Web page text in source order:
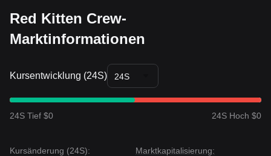
Red Kitten Crew-
Marktinformationen
Kursentwicklung (24S) 24S
24S Tief $0 24S Hoch $0
Kursänderung (24S):
Marktkapitalisierung: